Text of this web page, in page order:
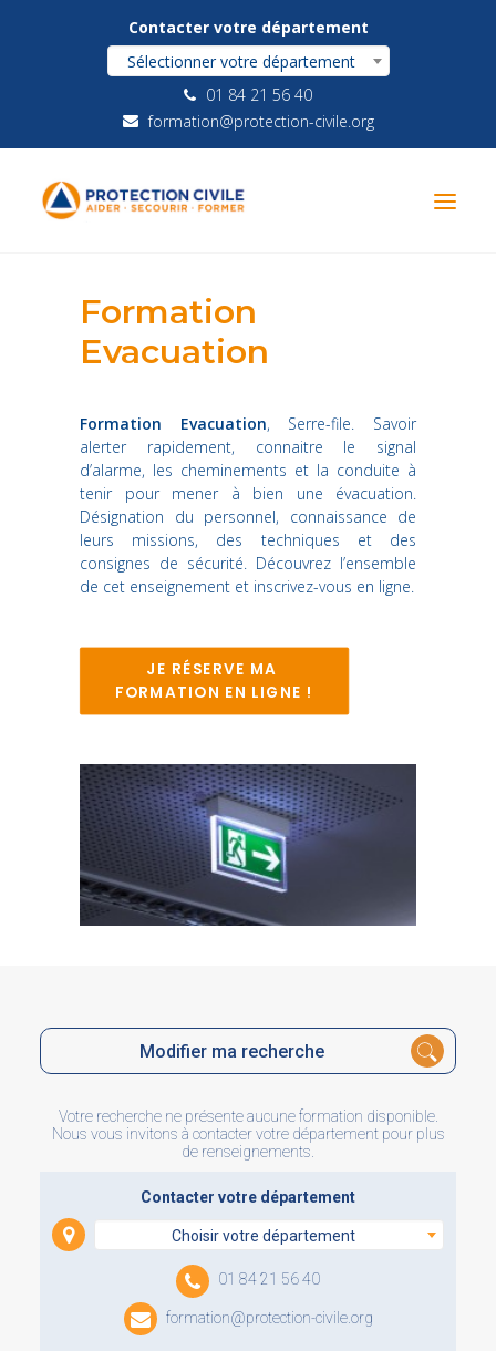
Contacter votre département
Sélectionner votre département
01 84 21 56 40
formation@protection-civile.org
Recherche
Formation
Evacuation
Formation Evacuation, Serre-file. Savoir
alerter rapidement, connaitre le signal
d’alarme, les cheminements et la conduite à
tenir pour mener à bien une évacuation.
Désignation du personnel, connaissance de
leurs missions, des techniques et des
consignes de sécurité. Découvrez l’ensemble
de cet enseignement et inscrivez-vous en ligne.
JE RÉSERVE MA
FORMATION EN LIGNE !
Modifier ma recherche
Votre recherche ne présente aucune formation disponible.
Nous vous invitons à contacter votre département pour plus
de renseignements.
Contacter votre département
Choisir votre département
01 84 21 56 40
formation@protection-civile.org